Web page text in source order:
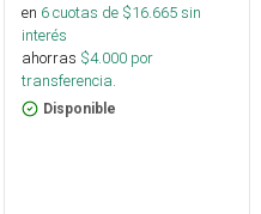
en 6cuotas de $16.665sin
interés
ahorras $4.000 por
transferencia.
Disponible